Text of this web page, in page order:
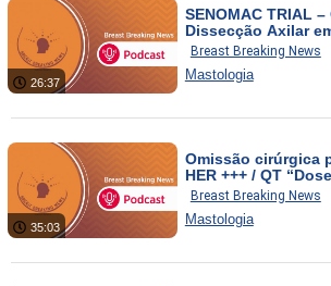
26:37
SENOMAC TRIAL
Dissecção Axilar
Resultados
Anos/Oncotype Dx
Teria a QT um real
Breast Breaking News
Mastologia
35:03
Omissão cirúrgica
HER +++ / QT
câncer de mama
Breast Breaking News
Mastologia